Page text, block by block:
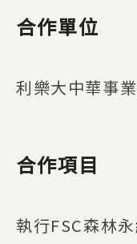
合作單位
利樂大中華事
合作項目
執行FSC森林